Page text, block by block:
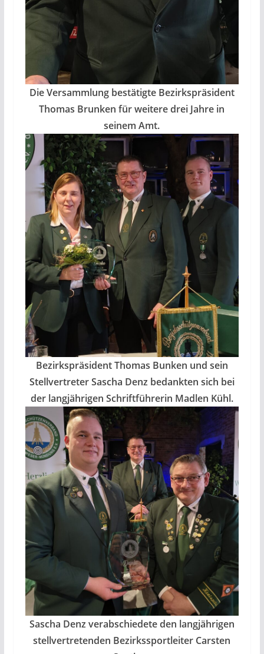
Die Versammlung bestätigte Bezirkspräsident
Thomas Brunken für weitere drei Jahre in
seinem Amt.
Bezirkspräsident Thomas Bunken und sein
Stellvertreter Sascha Denz bedankten sich bei
der langjährigen Schriftführerin Madlen Kühl.
Sascha Denz verabschiedete den langjährigen
stellvertretenden Bezirkssportleiter Carsten